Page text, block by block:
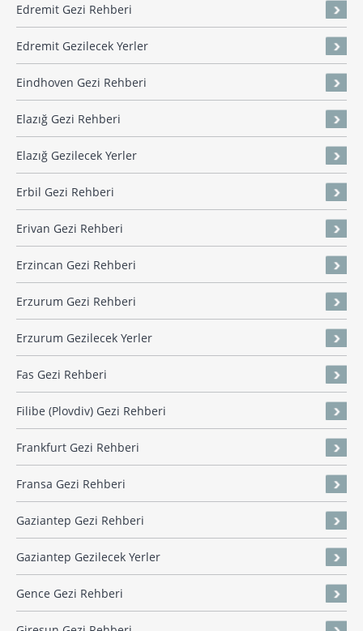
Edremit Gezi Rehberi
Edremit Gezilecek Yerler
Eindhoven Gezi Rehberi
Elazığ Gezi Rehberi
Elazığ Gezilecek Yerler
Erbil Gezi Rehberi
Erivan Gezi Rehberi
Erzincan Gezi Rehberi
Erzurum Gezi Rehberi
Erzurum Gezilecek Yerler
Fas Gezi Rehberi
Filibe (Plovdiv) Gezi Rehberi
Frankfurt Gezi Rehberi
Fransa Gezi Rehberi
Gaziantep Gezi Rehberi
Gaziantep Gezilecek Yerler
Gence Gezi Rehberi